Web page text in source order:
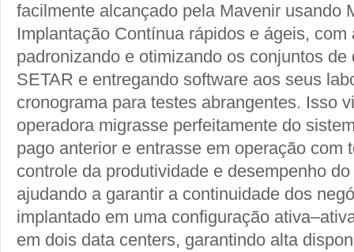
facilmente alcançado pela Mavenir usando
Implantação Contínua rápidos e ágeis,
padronizando e otimizando os conjuntos
SETAR e entregando software aos seus
cronograma para testes abrangentes. Isso
operadora migrasse perfeitamente do
pago anterior e entrasse em operação com
controle da produtividade e desempenho
ajudando a garantir a continuidade dos
implantado em uma configuração
em dois data centers, garantindo alta